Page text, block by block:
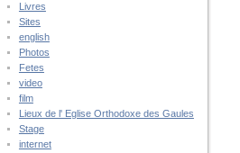
Livres
Sites
english
Photos
Fetes
video
film
Lieux de l' Eglise Orthodoxe des Gaules
Stage
internet